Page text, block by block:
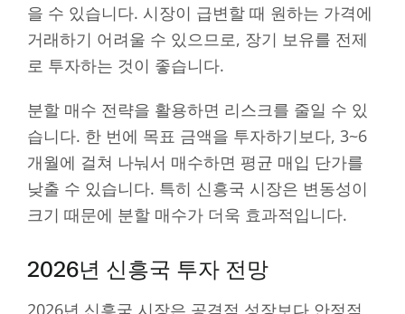
을 수 있습니다. 시장이 급변할 때 원하는 가격에
거래하기 어려울 수 있으므로, 장기 보유를 전제
로 투자하는 것이 좋습니다.
분할 매수 전략을 활용하면 리스크를 줄일 수 있
습니다. 한 번에 목표 금액을 투자하기보다, 3~6
개월에 걸쳐 나눠서 매수하면 평균 매입 단가를
낮출 수 있습니다. 특히 신흥국 시장은 변동성이
크기 때문에 분할 매수가 더욱 효과적입니다.
2026년 신흥국 투자 전망
2026년 신흥국 시장은 공격적 성장보다 안정적